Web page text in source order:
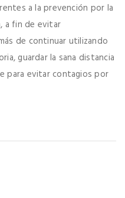
a la prevención por la
a fin de evitar
de continuar utilizando
guardar la sana distancia
para evitar contagios por